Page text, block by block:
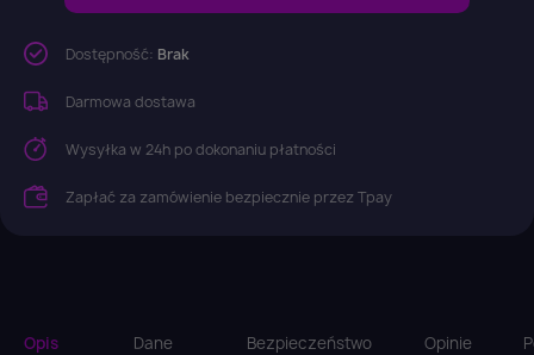
Dostępność: Brak
Darmowa dostawa
Wysyłka w 24h po dokonaniu płatności
Zapłać za zamówienie bezpiecznie przez Tpay
Opis
Dane
Bezpieczeństwo
Opinie